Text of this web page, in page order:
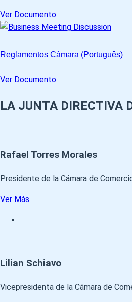
Ver Documento
Reglamentos Cámara (Português)
Ver Documento
LA JUNTA DIRECTIVA
Rafael Torres Morales
Presidente de la Cámara de
Ver Más
Lilian Schiavo
Vicepresidenta de la Cámara de